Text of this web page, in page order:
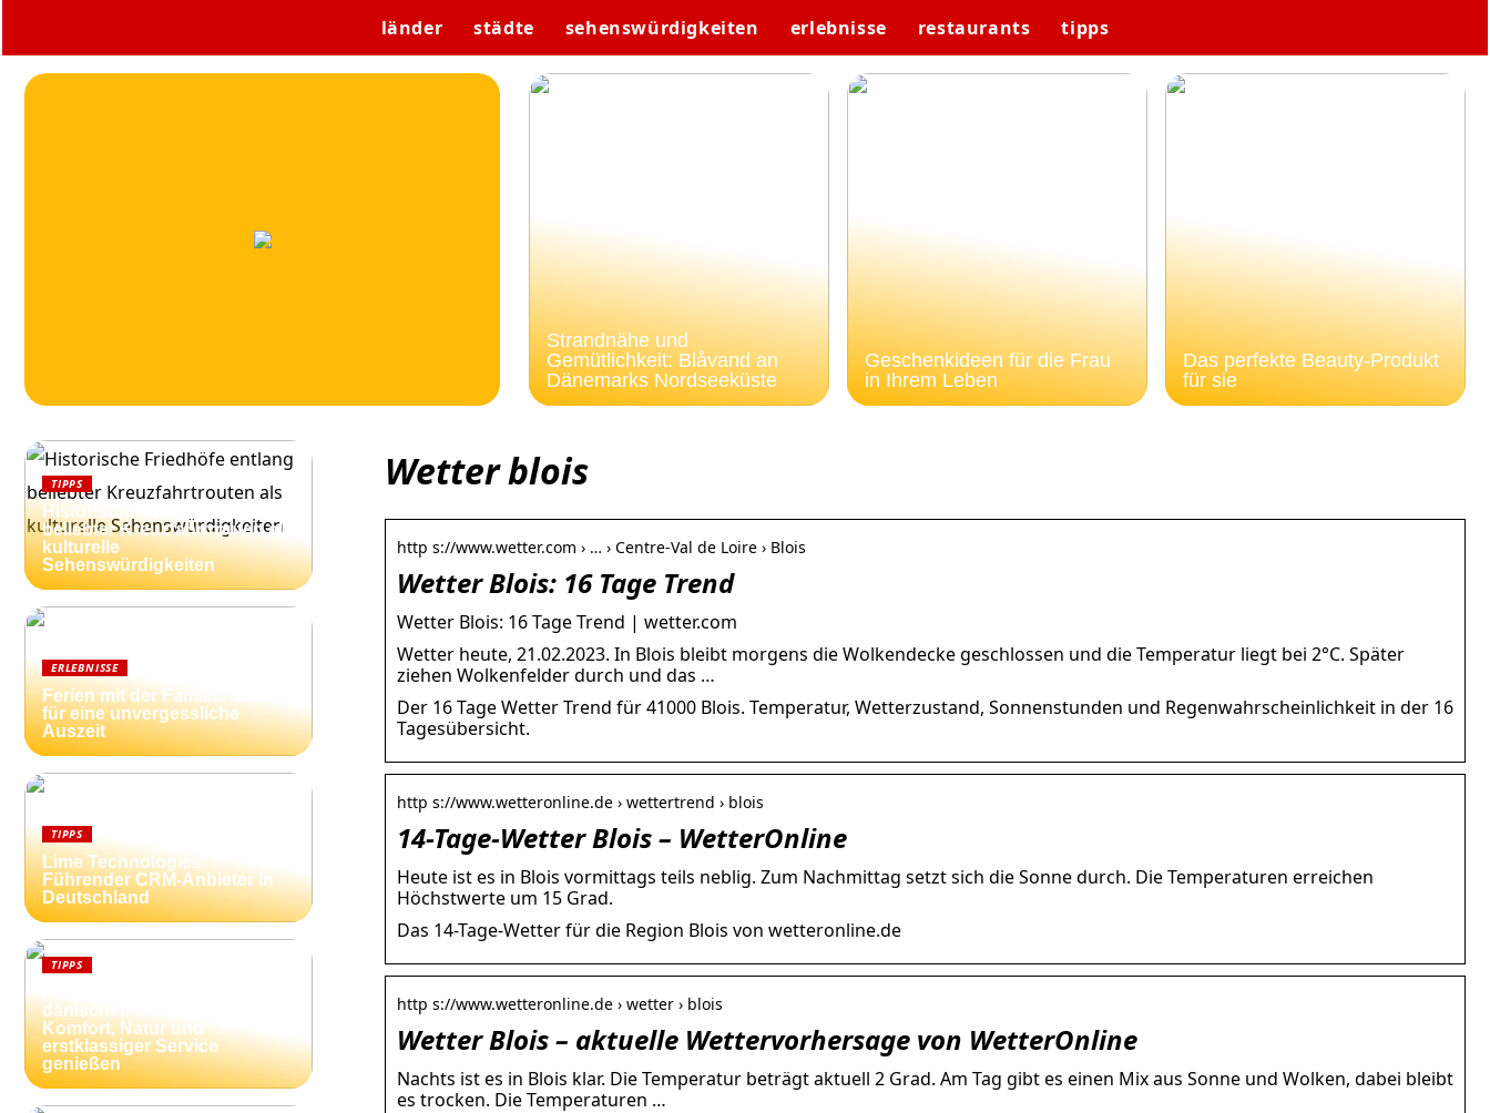
länder städte sehenswürdigkeiten erlebnisse restaurants tipps
Strandnähe und
Gemütlichkeit: Blåvand an
Dänemarks Nordseeküste
Geschenkideen für die Frau
in Ihrem Leben
Das perfekte Beauty-Produkt
für sie
Wetter blois
http s://www.wetter.com › … › Centre-Val de Loire › Blois
Wetter Blois: 16 Tage Trend
Wetter Blois: 16 Tage Trend | wetter.com
Wetter heute, 21.02.2023. In Blois bleibt morgens die Wolkendecke geschlossen und die Temperatur liegt bei 2°C. Später
ziehen Wolkenfelder durch und das …
Der 16 Tage Wetter Trend für 41000 Blois. Temperatur, Wetterzustand, Sonnenstunden und Regenwahrscheinlichkeit in der 16
Tagesübersicht.
http s://www.wetteronline.de › wettertrend › blois
14-Tage-Wetter Blois – WetterOnline
Heute ist es in Blois vormittags teils neblig. Zum Nachmittag setzt sich die Sonne durch. Die Temperaturen erreichen
Höchstwerte um 15 Grad.
Das 14-Tage-Wetter für die Region Blois von wetteronline.de
http s://www.wetteronline.de › wetter › blois
Wetter Blois – aktuelle Wettervorhersage von WetterOnline
Nachts ist es in Blois klar. Die Temperatur beträgt aktuell 2 Grad. Am Tag gibt es einen Mix aus Sonne und Wolken, dabei bleibt
es trocken. Die Temperaturen …
TIPPS
Historische Friedhöfe entlang
beliebter Kreuzfahrtrouten als
kulturelle
Sehenswürdigkeiten
ERLEBNISSE
Ferien mit der Familie: Ideen
für eine unvergessliche
Auszeit
TIPPS
Lime Technologies:
Führender CRM-Anbieter in
Deutschland
TIPPS
dänischen Nordseeküste:
Komfort, Natur und
erstklassiger Service
genießen